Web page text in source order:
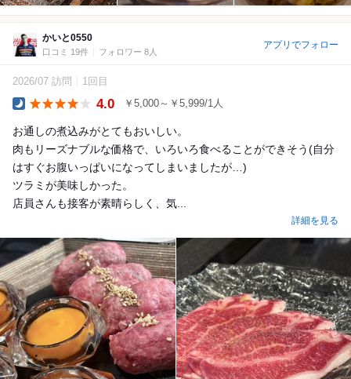
かいと0550
口コミ 19件 フォロワー 8人
アプリでフォロー
2026/07 訪問 1回目
4.0 ￥5,000～￥5,999/1人
お通しの煮込みがとてもおいしい。
肉もリーズナブルな価格で、いろいろ食べることができそう(自分
はすぐお腹いっぱいになってしまいましたが…)
ツラミが美味しかった。
店員さんも接客が素晴らしく、気...
詳細を見る